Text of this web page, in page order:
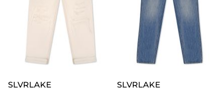
SLVRLAKE SLVRLAKE